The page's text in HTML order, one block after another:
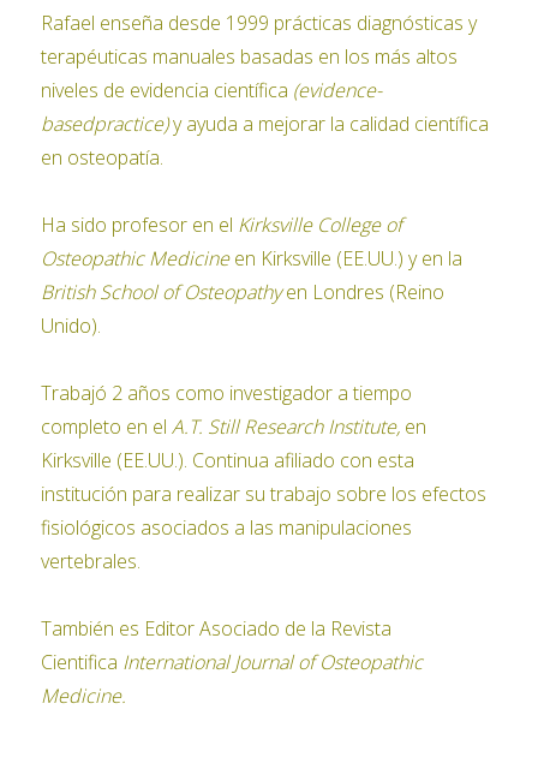
Rafael enseña desde 1999 prácticas diagnósticas y
terapéuticas manuales basadas ​​en los más altos
niveles de evidencia científica (evidence-
basedpractice)y ayuda a mejorar la calidad científica
en osteopatía.
Ha sido profesor en el Kirksville College of
Osteopathic Medicineen Kirksville (EE.UU.) y en la
British School of Osteopathyen Londres (Reino
Unido).
Trabajó 2 años como investigador a tiempo
completo en elA.T. Still Research Institute, en
Kirksville (EE.UU.). Continua afiliado con esta
institución para realizar su trabajo sobre los efectos
fisiológicos asociados a las manipulaciones
vertebrales.
También es Editor Asociado de la Revista
Cientifica International Journal of Osteopathic
Medicine.